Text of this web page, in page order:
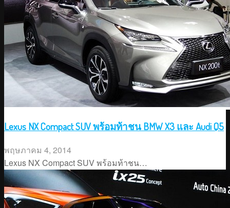
Lexus NX Compact SUV พร้อมท้าชน BMW X3 และ Audi Q5
พฤษภาคม 4, 2014
Lexus NX Compact SUV พร้อมท้าชน…